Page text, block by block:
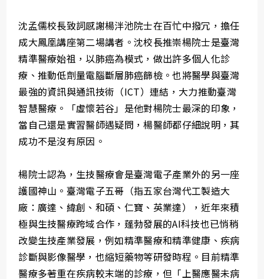
沈孟儒校長致詞感謝楊泮池院士在百忙中撥冗，擔任
成大鳳凰講座第二場講者。沈校長推崇楊院士是臺灣
精準醫療始祖，以肺癌為模式，做出許多個人化診
療、推動低劑量電腦斷層肺癌篩檢。也將醫學與臺灣
最強的資訊與通訊技術（ICT）連結，大力推動臺灣
智慧醫療。「虛懷若谷」是他對楊院士最深的印象，
當自己還是實習醫師遇疑問，楊醫師都仔細說明，其
成功不是沒有原因。
楊院士認為，生技醫療會是臺灣電子產業外的另一座
護國神山。臺灣電子五哥（指五家台灣代工製造大
廠：廣達、緯創、和碩、仁寶、英業達），近年來積
極與生技醫療跨域合作，蓬勃發展的AI科技也已悄稍
改變生技產業發展，例如精準醫療和精準健康、疾病
診斷與影像醫學，也縮短藥物等研發時程。目前精準
醫療多著重在疾病較末端的診療，但「上醫應醫未病